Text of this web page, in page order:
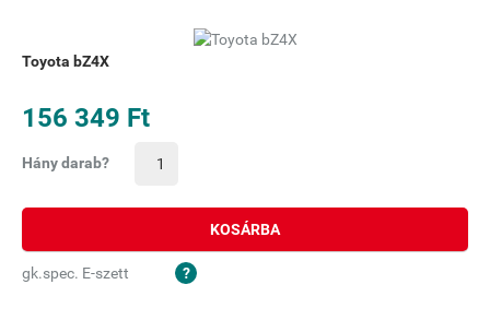
Toyota bZ4X
156 349 Ft
Hány darab?
KOSÁRBA
gk.spec. E-szett